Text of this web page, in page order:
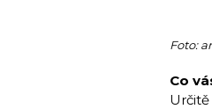
Foto:
Co